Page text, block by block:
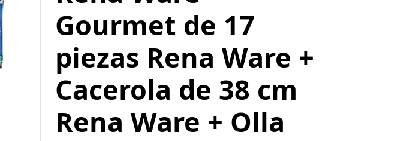
Gourmet de 17
piezas Rena Ware +
Cacerola de 38 cm
Rena Ware + Olla